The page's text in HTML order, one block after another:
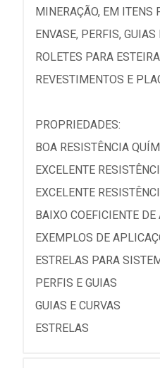
MINERAÇÃO, EM ITENS
ENVASE, PERFIS, GUIAS
ROLETES PARA
REVESTIMENTOS E
PROPRIEDADES:
BOA RESISTÊNCIA
EXCELENTE
EXCELENTE
BAIXO COEFICIENTE DE
EXEMPLOS DE
ESTRELAS PARA
PERFIS E GUIAS
GUIAS E CURVAS
ESTRELAS